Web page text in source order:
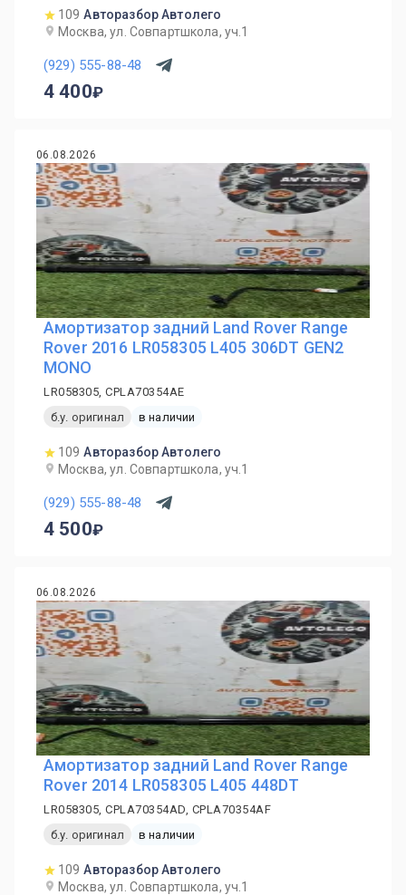
109 Авторазбор Автолего
Москва, ул. Совпартшкола, уч.1
(929) 555-88-48
4 400
06.08.2026
Амортизатор задний Land Rover Range
Rover 2016 LR058305 L405 306DT GEN2
MONO
LR058305, CPLA70354AE
б.у. оригинал
в наличии
109 Авторазбор Автолего
Москва, ул. Совпартшкола, уч.1
(929) 555-88-48
4 500
06.08.2026
Амортизатор задний Land Rover Range
Rover 2014 LR058305 L405 448DT
LR058305, CPLA70354AD, CPLA70354AF
б.у. оригинал
в наличии
109 Авторазбор Автолего
Москва, ул. Совпартшкола, уч.1